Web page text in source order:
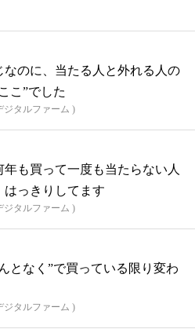
なのに、当たる人と外れる人の
こ”でした
ジタルファーム )
年も買って一度も当たらない人
はっきりしてます
ジタルファーム )
となく”で買っている限り変わ
ジタルファーム )